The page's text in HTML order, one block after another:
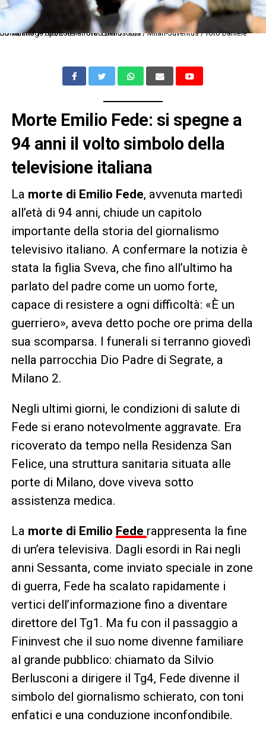
Db Milano 17/08/2009 - trofeo Berlusconi / Milan-Juventus / foto Daniele Buffa/Image Sport nella foto: Emilio Fede
Morte Emilio Fede: si spegne a
94 anni il volto simbolo della
televisione italiana
La morte di Emilio Fede, avvenuta martedì
all’età di 94 anni, chiude un capitolo
importante della storia del giornalismo
televisivo italiano. A confermare la notizia è
stata la figlia Sveva, che fino all’ultimo ha
parlato del padre come un uomo forte,
capace di resistere a ogni difficoltà: «È un
guerriero», aveva detto poche ore prima della
sua scomparsa. I funerali si terranno giovedì
nella parrocchia Dio Padre di Segrate, a
Milano 2.
Negli ultimi giorni, le condizioni di salute di
Fede si erano notevolmente aggravate. Era
ricoverato da tempo nella Residenza San
Felice, una struttura sanitaria situata alle
porte di Milano, dove viveva sotto
assistenza medica.
La morte di Emilio Fede rappresenta la fine
di un’era televisiva. Dagli esordi in Rai negli
anni Sessanta, come inviato speciale in zone
di guerra, Fede ha scalato rapidamente i
vertici dell’informazione fino a diventare
direttore del Tg1. Ma fu con il passaggio a
Fininvest che il suo nome divenne familiare
al grande pubblico: chiamato da Silvio
Berlusconi a dirigere il Tg4, Fede divenne il
simbolo del giornalismo schierato, con toni
enfatici e una conduzione inconfondibile.